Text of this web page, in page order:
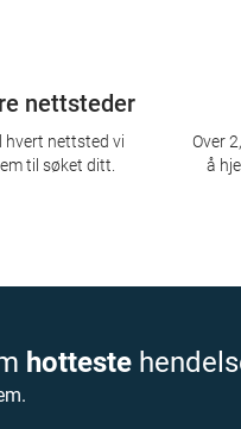
nettsteder
hvert nettsted vi
til søket ditt.
Over
å
hotteste